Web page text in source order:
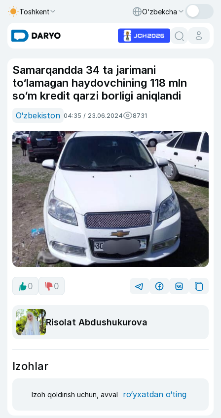
Toshkent O‘zbekcha
Samarqandda 34 ta jarimani
to‘lamagan haydovchining 118 mln
so‘m kredit qarzi borligi aniqlandi
O‘zbekiston 04:35 / 23.06.2024 8731
0 0
Risolat Abdushukurova
Izohlar
Izoh qoldirish uchun, avval ro‘yxatdan o‘ting